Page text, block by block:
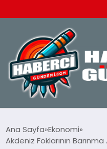
Ana Sayfa Ekonomi
Akdeniz Foklarının